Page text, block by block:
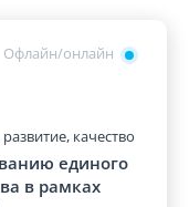
Офлайн/онлайн
качество
единого
в рамках